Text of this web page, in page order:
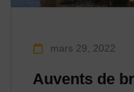
mars 29, 2022
Auvents de